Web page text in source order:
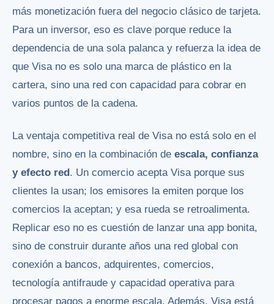
más monetización fuera del negocio clásico de tarjeta.
Para un inversor, eso es clave porque reduce la
dependencia de una sola palanca y refuerza la idea de
que Visa no es solo una marca de plástico en la
cartera, sino una red con capacidad para cobrar en
varios puntos de la cadena.
La ventaja competitiva real de Visa no está solo en el
nombre, sino en la combinación de escala, confianza
y efecto red . Un comercio acepta Visa porque sus
clientes la usan; los emisores la emiten porque los
comercios la aceptan; y esa rueda se retroalimenta.
Replicar eso no es cuestión de lanzar una app bonita,
sino de construir durante años una red global con
conexión a bancos, adquirentes, comercios,
tecnología antifraude y capacidad operativa para
procesar pagos a enorme escala. Además, Visa está